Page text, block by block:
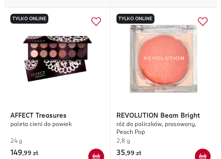
TYLKO ONLINE
AFFECT Treasures
paleta cieni do powiek
24 g
149,99 zł
TYLKO ONLINE
REVOLUTION Beam Bright
róż do policzków, prasowany,
Peach Pop
2,8 g
35,99 zł